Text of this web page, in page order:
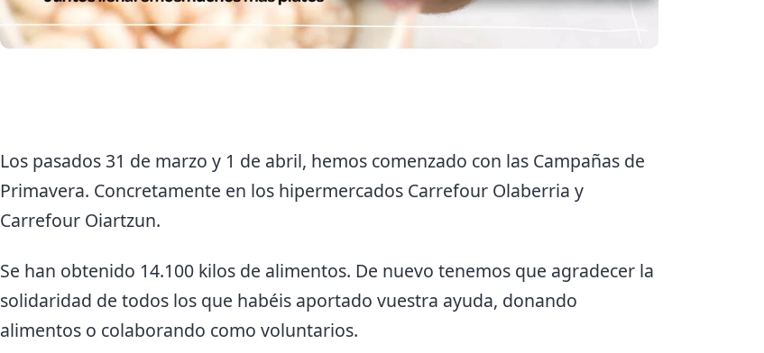
Los pasados 31 de marzo y 1 de abril, hemos comenzado con las Campañas de
Primavera. Concretamente en los hipermercados Carrefour Olaberria y
Carrefour Oiartzun.
Se han obtenido 14.100 kilos de alimentos. De nuevo tenemos que agradecer la
solidaridad de todos los que habéis aportado vuestra ayuda, donando
alimentos o colaborando como voluntarios.